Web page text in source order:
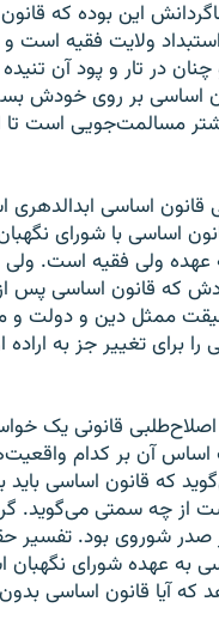
این بوده که
ولایت فقیه است
در تار و پود آن
اساسی بر روی خودش
مسالمت‌جویی است تا
قانون اساسی ابدالدهری
اساسی با شورای
عهده ولی فقیه است. ولی
که قانون اساسی پس
ممثل دین و دولت و
برای تغییر جز به اراده
اصلاح‌طلبی قانونی یک
آن بر کدام
که قانون اساسی باید
از چه سمتی می‌گوید.
صدر شوروی بود. تفسیر
به عهده شورای
آیا قانون اساسی